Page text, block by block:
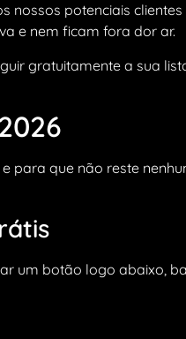
potenciais
e nem ficam fora dor ar.
gratuitamente a sua
para que não reste
um botão logo abaixo,